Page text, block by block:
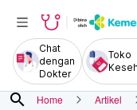
Chat
dengan
Dokter
Toko
search Home Artikel